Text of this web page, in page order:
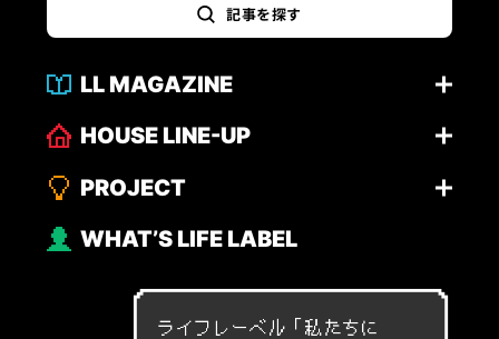
記事を探す
LL MAGAZINE
HOUSE LINE-UP
PROJECT
WHAT’S LIFE LABEL
ライフレーベル「私たちに